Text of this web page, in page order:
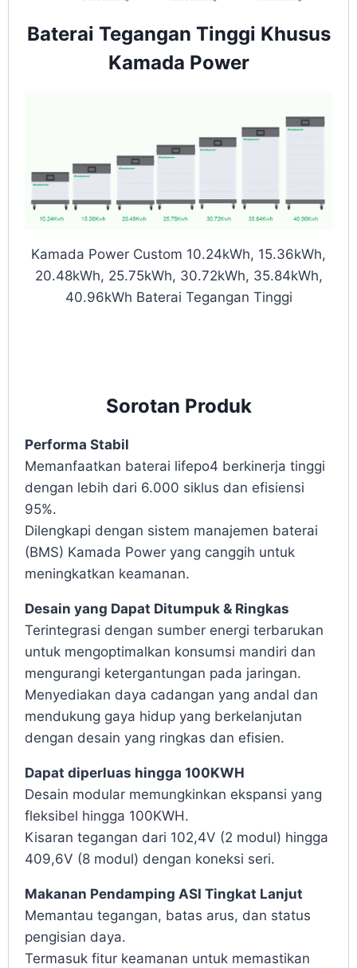
Baterai Tegangan Tinggi Khusus
Kamada Power
Kamada Power Custom 10.24kWh, 15.36kWh,
20.48kWh, 25.75kWh, 30.72kWh, 35.84kWh,
40.96kWh Baterai Tegangan Tinggi
Sorotan Produk
Performa Stabil
Memanfaatkan baterai lifepo4 berkinerja tinggi
dengan lebih dari 6.000 siklus dan efisiensi
95%.
Dilengkapi dengan sistem manajemen baterai
(BMS) Kamada Power yang canggih untuk
meningkatkan keamanan.
Desain yang Dapat Ditumpuk & Ringkas
Terintegrasi dengan sumber energi terbarukan
untuk mengoptimalkan konsumsi mandiri dan
mengurangi ketergantungan pada jaringan.
Menyediakan daya cadangan yang andal dan
mendukung gaya hidup yang berkelanjutan
dengan desain yang ringkas dan efisien.
Dapat diperluas hingga 100KWH
Desain modular memungkinkan ekspansi yang
fleksibel hingga 100KWH.
Kisaran tegangan dari 102,4V (2 modul) hingga
409,6V (8 modul) dengan koneksi seri.
Makanan Pendamping ASI Tingkat Lanjut
Memantau tegangan, batas arus, dan status
pengisian daya.
Termasuk fitur keamanan untuk memastikan